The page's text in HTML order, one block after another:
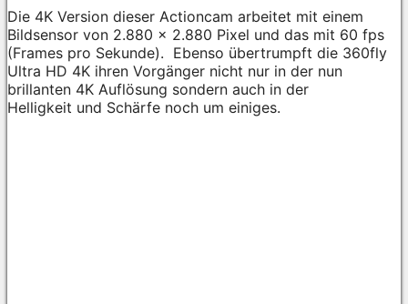
Die 4K Version dieser Actioncam arbeitet mit einem
Bildsensor von 2.880 x 2.880 Pixel und das mit 60 fps
(Frames pro Sekunde). Ebenso übertrumpft die 360fly
Ultra HD 4K ihren Vorgänger nicht nur in der nun
brillanten 4K Auflösung sondern auch in der
Helligkeit und Schärfe noch um einiges.